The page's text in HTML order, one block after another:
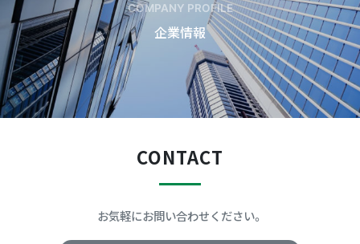
COMPANY PROFILE
企業情報
CONTACT
お気軽にお問い合わせください。